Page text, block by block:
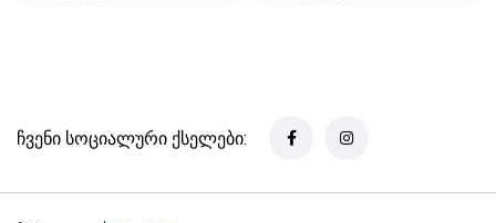
ჩვენი სოციალური ქსელები: